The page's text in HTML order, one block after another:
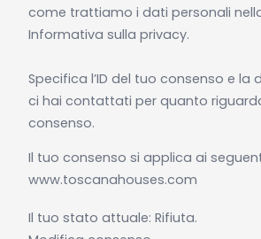
come trattiamo i dati personali
Informativa sulla privacy.
Specifica l’ID del tuo consenso e la
ci hai contattati per quanto
consenso.
Il tuo consenso si applica ai
www.toscanahouses.com
Il tuo stato attuale: Rifiuta.